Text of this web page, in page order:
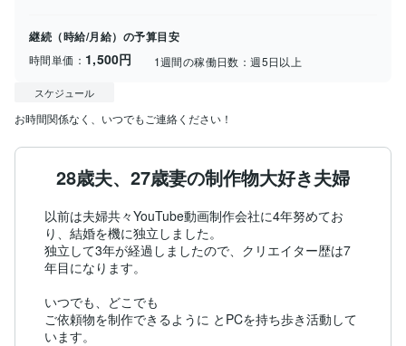
継続（時給/月給）の予算目安
時間単価： 1,500円 1週間の稼働日数：週5日以上
スケジュール
お時間関係なく、いつでもご連絡ください！
28歳夫、27歳妻の制作物大好き夫婦
以前は夫婦共々YouTube動画制作会社に4年努めてお
り、結婚を機に独立しました。
独立して3年が経過しましたので、クリエイター歴は7
年目になります。
いつでも、どこでも
ご依頼物を制作できるように とPCを持ち歩き活動して
います。